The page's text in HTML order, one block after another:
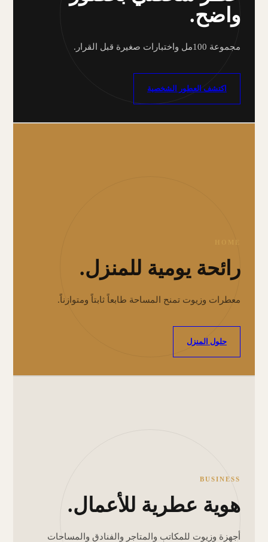
واضح.
مجموعة 100مل واختبارات صغيرة قبل القرار.
اكتشف العطور الشخصية
HOME
رائحة يومية للمنزل.
معطرات وزيوت تمنح المساحة طابعاً ثابتاً ومتوازناً.
حلول المنزل
BUSINESS
هوية عطرية للأعمال.
أجهزة وزيوت للمكاتب والمتاجر والفنادق والمساحات